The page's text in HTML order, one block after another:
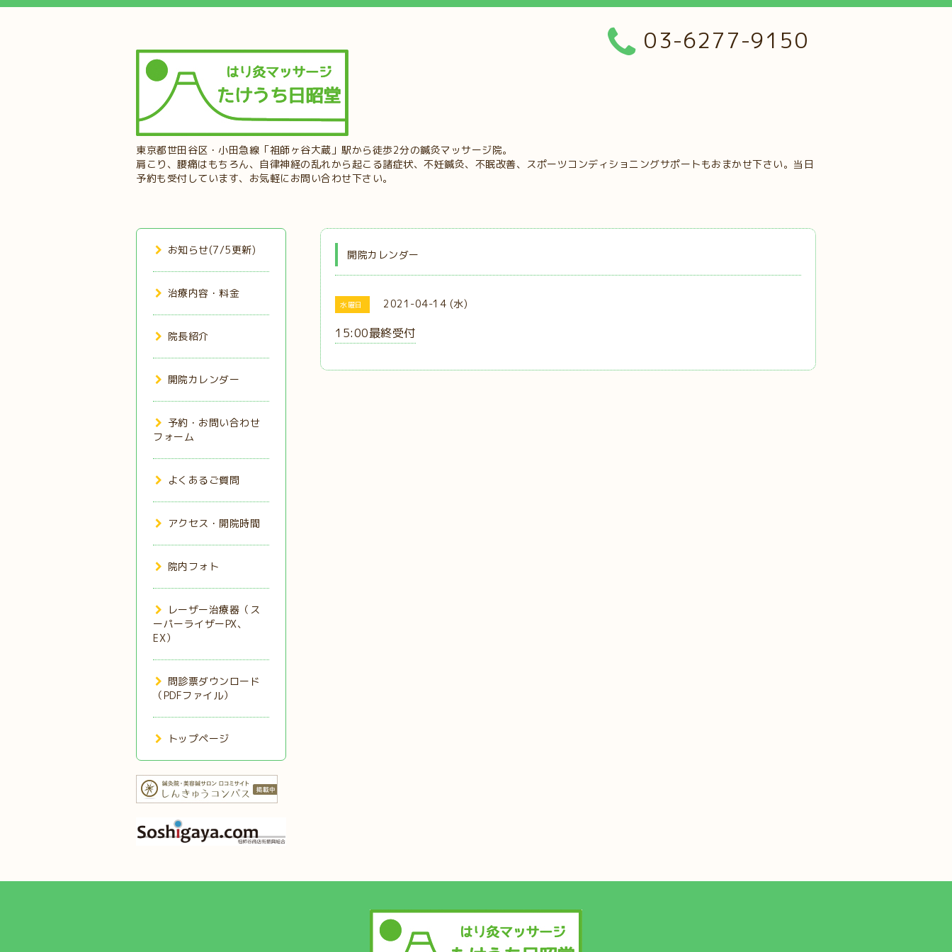
東京都世田谷区・小田急線「祖師ヶ谷大蔵」駅から徒歩2分の鍼灸マッサージ院。
肩こり、腰痛はもちろん、自律神経の乱れから起こる諸症状、不妊鍼灸、不眠改善、スポーツコンディショニングサポートもおまかせ下さい。当日
予約も受付しています、お気軽にお問い合わせ下さい。
03-6277-9150
開院カレンダー
水曜日 2021-04-14 (水)
15:00最終受付
お知らせ(7/5更新)
治療内容・料金
院長紹介
開院カレンダー
予約・お問い合わせ
フォーム
よくあるご質問
アクセス・開院時間
院内フォト
レーザー治療器（ス
ーパーライザーPX、
EX）
問診票ダウンロード
（PDFファイル）
トップページ